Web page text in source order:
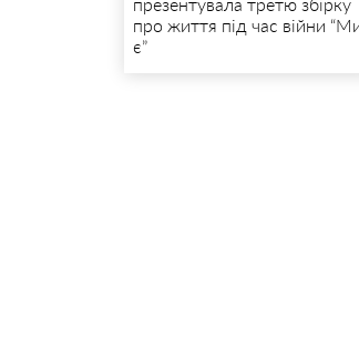
презентувала третю збірку
про життя під час війни
є”